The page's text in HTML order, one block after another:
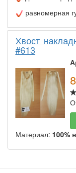
равномерная
Хвост
#613
Материал: 100%